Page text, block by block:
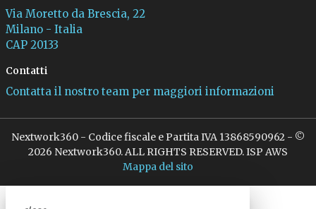
Via Moretto da Brescia, 22
Milano - Italia
CAP 20133
Contatti
Contatta il nostro team per maggiori informazioni
Nextwork360 - Codice fiscale e Partita IVA 13868590962 - ©
2026 Nextwork360. ALL RIGHTS RESERVED. ISP AWS
Mappa del sito